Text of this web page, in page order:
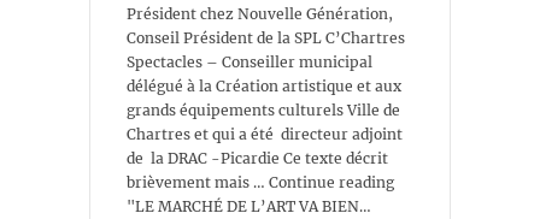
Président chez Nouvelle Génération,
Conseil Président de la SPL C’Chartres
Spectacles – Conseiller municipal
délégué à la Création artistique et aux
grands équipements culturels Ville de
Chartres et qui a été directeur adjoint
de la DRAC -Picardie Ce texte décrit
brièvement mais … Continue reading
"LE MARCHÉ DE L’ART VA BIEN…